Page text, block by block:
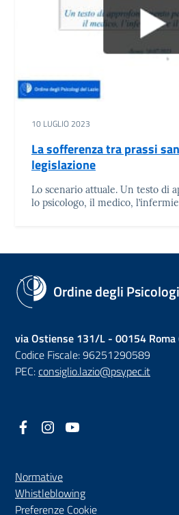
10 LUGLIO 2023
La sofferenza tra prassi
legislazione
Lo scenario attuale. Un testo di
lo psicologo, il medico,
Ordine degli
via Ostiense 131/L - 00154 Roma
Codice Fiscale: 96251290589
PEC:consiglio.lazio@psypec.it
Facebook
(nuova scheda - new tab)
Instagram
(nuova scheda - new tab)
Normative
Whistleblowing(nuova scheda - new
Preferenze Cookie